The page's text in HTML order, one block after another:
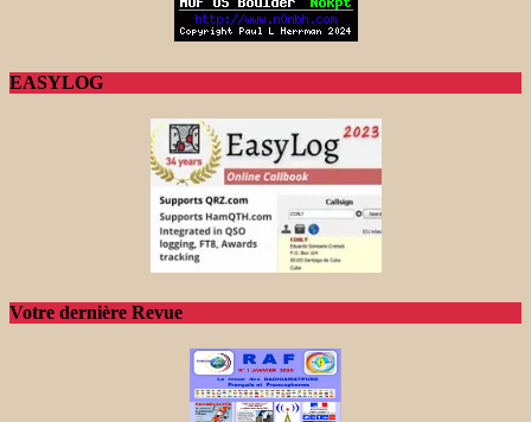
EASYLOG
Votre dernière Revue